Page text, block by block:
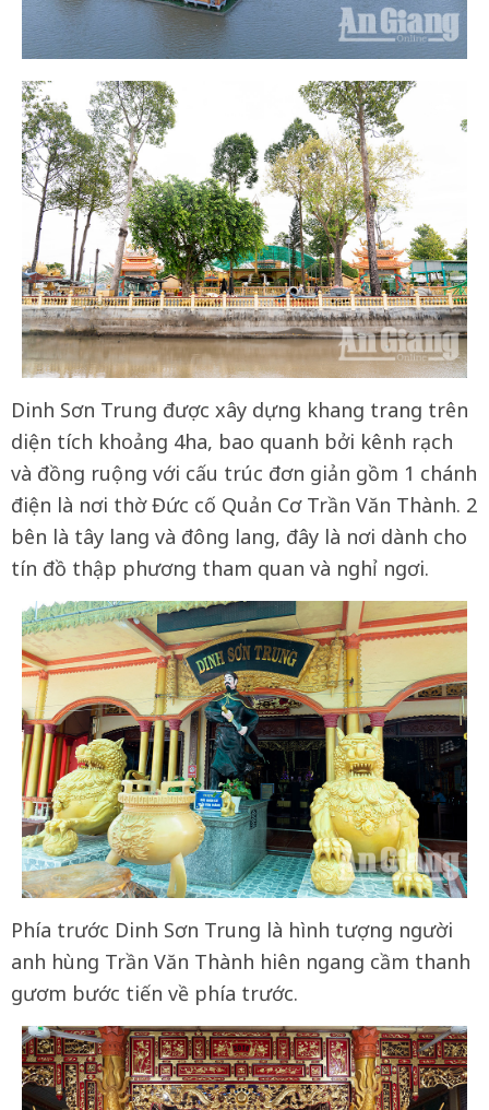
Dinh Sơn Trung được xây dựng khang trang trên
diện tích khoảng 4ha, bao quanh bởi kênh rạch
và đồng ruộng với cấu trúc đơn giản gồm 1 chánh
điện là nơi thờ Đức cố Quản Cơ Trần Văn Thành. 2
bên là tây lang và đông lang, đây là nơi dành cho
tín đồ thập phương tham quan và nghỉ ngơi.
Phía trước Dinh Sơn Trung là hình tượng người
anh hùng Trần Văn Thành hiên ngang cầm thanh
gươm bước tiến về phía trước.